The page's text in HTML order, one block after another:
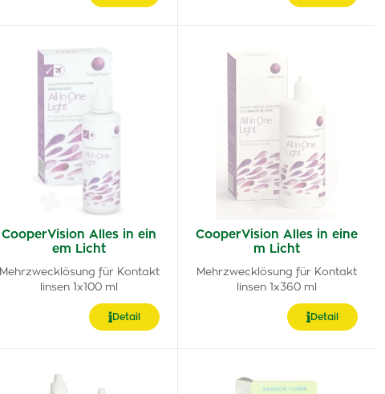
CooperVision Alles in ein
em Licht
Mehrzwecklösung für Kontakt
linsen 1x100 ml
Detail
CooperVision Alles in eine
m Licht
Mehrzwecklösung für Kontakt
linsen 1x360 ml
Detail